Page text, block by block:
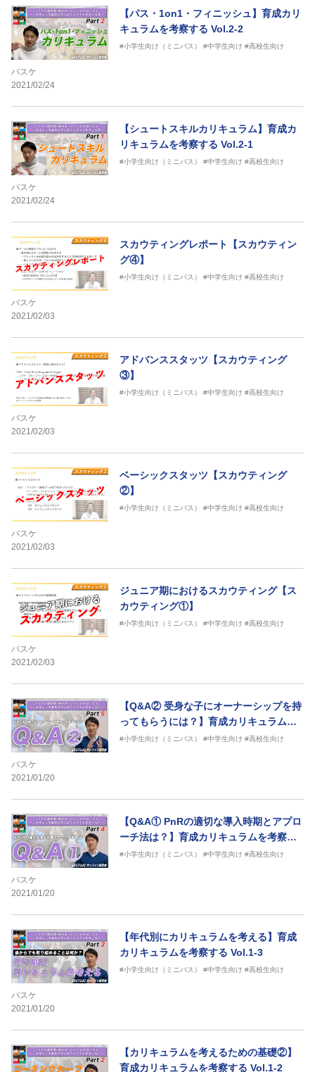
バスケ
2021/02/24
【パス・1on1・フィニッシュ】育成カリ
キュラムを考察する Vol.2-2
#小学生向け（ミニバス） #中学生向け #高校生向け
バスケ
2021/02/24
【シュートスキルカリキュラム】育成カ
リキュラムを考察する Vol.2-1
#小学生向け（ミニバス） #中学生向け #高校生向け
バスケ
2021/02/03
スカウティングレポート【スカウティン
グ④】
#小学生向け（ミニバス） #中学生向け #高校生向け
バスケ
2021/02/03
アドバンススタッツ【スカウティング
③】
#小学生向け（ミニバス） #中学生向け #高校生向け
バスケ
2021/02/03
ベーシックスタッツ【スカウティング
②】
#小学生向け（ミニバス） #中学生向け #高校生向け
バスケ
2021/02/03
ジュニア期におけるスカウティング【ス
カウティング①】
#小学生向け（ミニバス） #中学生向け #高校生向け
バスケ
2021/01/20
【Q&A② 受身な子にオーナーシップを持
ってもらうには？】育成カリキュラムを
考察する Vol.1-5
#小学生向け（ミニバス） #中学生向け #高校生向け
バスケ
2021/01/20
【Q&A① PnRの適切な導入時期とアプロ
ーチ法は？】育成カリキュラムを考察す
る Vol.1-4
#小学生向け（ミニバス） #中学生向け #高校生向け
バスケ
2021/01/20
【年代別にカリキュラムを考える】育成
カリキュラムを考察する Vol.1-3
#小学生向け（ミニバス） #中学生向け #高校生向け
【カリキュラムを考えるための基礎②】
育成カリキュラムを考察する Vol.1-2